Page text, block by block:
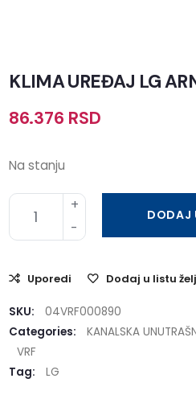
KLIMA UREĐAJ LG
86.376 RSD
Na stanju
DODAJ
Uporedi Dodaj u listu
SKU:
04VRF000890
Categories:
KANALSKA
VRF
Tag:
LG